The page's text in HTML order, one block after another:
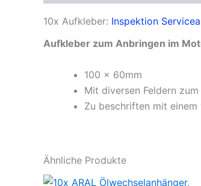
10x Aufkleber: Inspektion
Aufkleber zum Anbringen im
100 x 60mm
Mit diversen Feldern
Zu beschriften mit
Ähnliche Produkte